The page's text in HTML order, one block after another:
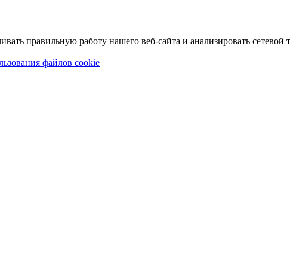
правильную работу нашего веб-сайта и анализировать сетевой
файлов cookie